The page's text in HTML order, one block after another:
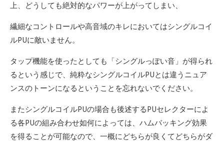
上、どうしても絶対的なパワーが上がってしまい、
繊細なコントロールや高音域のキレにおいてはシングルコイ
ルPUに敵いません。
タップ機能を使ったとしても「シングルっぽい音」が得られ
るという感じで、純粋なシングルコイルPUとは違うニュア
ンスのトーンになるということを忘れないでください。
またシングルコイルPUの場合も後述するPUセレクターによ
る各PUの組み合わせ如何によっては、ハムバッキング効果
を得ることが可能なので、一概にどちらが良くてどちらがダ